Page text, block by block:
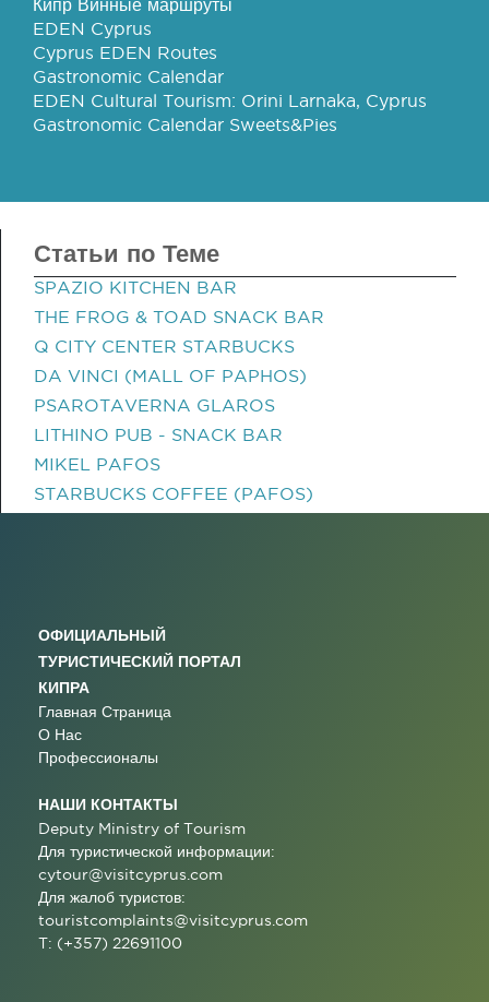
Кипр Винные маршруты
EDEN Cyprus
Cyprus EDEN Routes
Gastronomic Calendar
EDEN Cultural Tourism: Orini Larnaka, Cyprus
Gastronomic Calendar Sweets&Pies
Статьи по Теме
SPAZIO KITCHEN BAR
THE FROG & TOAD SNACK BAR
Q CITY CENTER STARBUCKS
DA VINCI (MALL OF PAPHOS)
PSAROTAVERNA GLAROS
LITHINO PUB - SNACK BAR
MIKEL PAFOS
STARBUCKS COFFEE (PAFOS)
ОФИЦИАЛЬНЫЙ
ТУРИСТИЧЕСКИЙ ПОРТАЛ
КИПРА
Главная Страница
О Нас
Профессионалы
НАШИ КОНТАКТЫ
Deputy Ministry of Tourism
Для туристической информации:
cytour@visitcyprus.com
Для жалоб туристов:
touristcomplaints@visitcyprus.com
T: (+357) 22691100